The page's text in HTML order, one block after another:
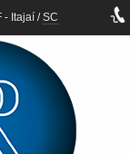
- Itajaí /SC